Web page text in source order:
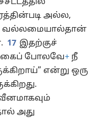
அல்ல,
வல்லமையால்தான்
17 இதற்குச்
போலவே+ நீ
என்று ஒரு
அது